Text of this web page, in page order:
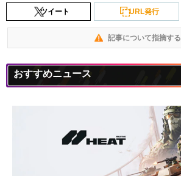
ツイート URL発行
記事について指摘する
おすすめニュース